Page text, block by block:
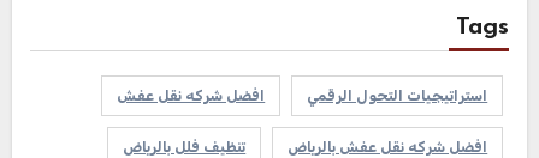
Tags
استراتيجيات التحول الرقمي افضل شركه نقل عفش
افضل شركه نقل عفش بالرياض تنظيف فلل بالرياض